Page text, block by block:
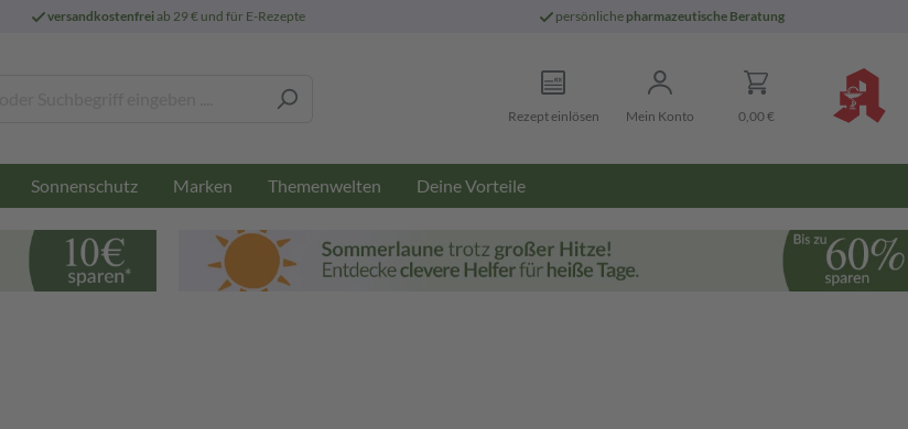
versandkostenfreiab 29 € und für E-Rezepte persönliche pharmazeutische Beratung
Rezept einlösen Mein Konto 0,00 €
Sonnenschutz Marken Themenwelten Deine Vorteile